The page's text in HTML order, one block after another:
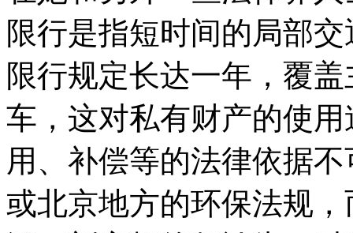
限行是指短时间的局部
限行规定长达一年，覆
车，这对私有财产的使
用、补偿等的法律依据
或北京地方的环保法规